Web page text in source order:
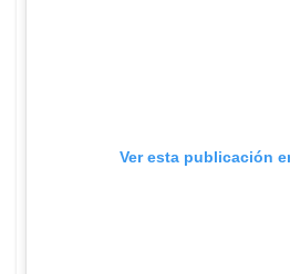
Ver esta publicación